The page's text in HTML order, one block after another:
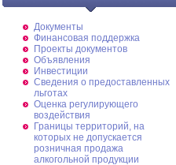
Документы
Финансовая поддержка
Проекты документов
Объявления
Инвестиции
Сведения о предоставленных
льготах
Оценка регулирующего
воздействия
Границы территорий, на
которых не допускается
розничная продажа
алкогольной продукции